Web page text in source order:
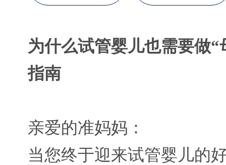
为什么试管婴儿也需要做
指南
亲爱的准妈妈：
当您终于迎来试管婴儿的